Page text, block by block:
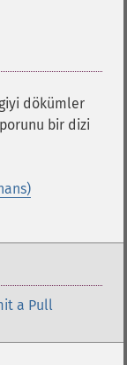
dökümler
bir dizi
a Pull